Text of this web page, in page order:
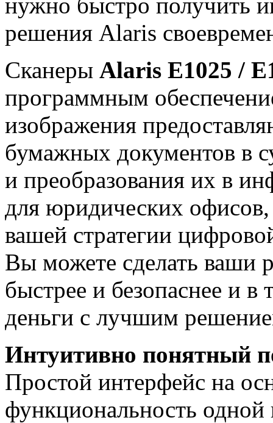
решения Alaris
Сканеры Alaris E1025 /
программным
изображения
бумажных документов в
и преобразования их в
для юридических офисов,
вашей стратегии
Вы можете сделать ваши
быстрее и безопаснее и
деньги с лучшим
Интуитивно понятный
Простой интерфейс на
функциональность одной